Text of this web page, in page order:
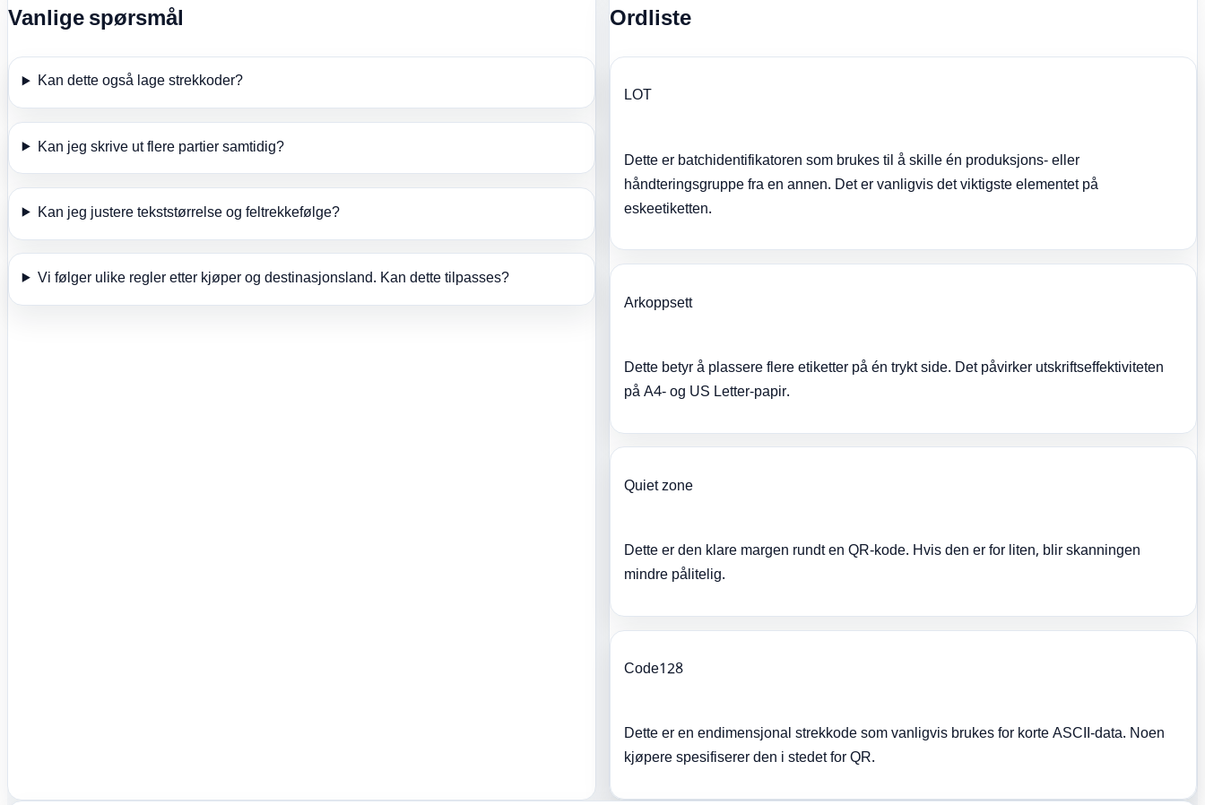
Vanlige spørsmål
Kan dette også lage strekkoder?
Kan jeg skrive ut flere partier samtidig?
Kan jeg justere tekststørrelse og feltrekkefølge?
Vi følger ulike regler etter kjøper og destinasjonsland. Kan dette tilpasses?
Ordliste
LOT
Dette er batchidentifikatoren som brukes til å skille én produksjons- eller
håndteringsgruppe fra en annen. Det er vanligvis det viktigste elementet på
eskeetiketten.
Arkoppsett
Dette betyr å plassere flere etiketter på én trykt side. Det påvirker utskriftseffektiviteten
på A4- og US Letter-papir.
Quiet zone
Dette er den klare margen rundt en QR-kode. Hvis den er for liten, blir skanningen
mindre pålitelig.
Code128
Dette er en endimensjonal strekkode som vanligvis brukes for korte ASCII-data. Noen
kjøpere spesifiserer den i stedet for QR.